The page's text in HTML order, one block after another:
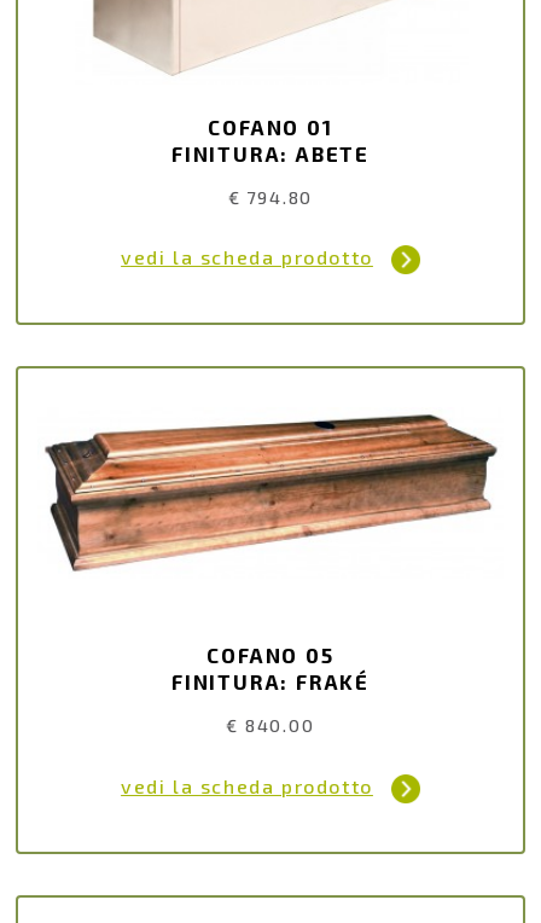
COFANO 01
FINITURA: ABETE
€ 794.80
vedi la scheda prodotto
COFANO 05
FINITURA: FRAKÉ
€ 840.00
vedi la scheda prodotto